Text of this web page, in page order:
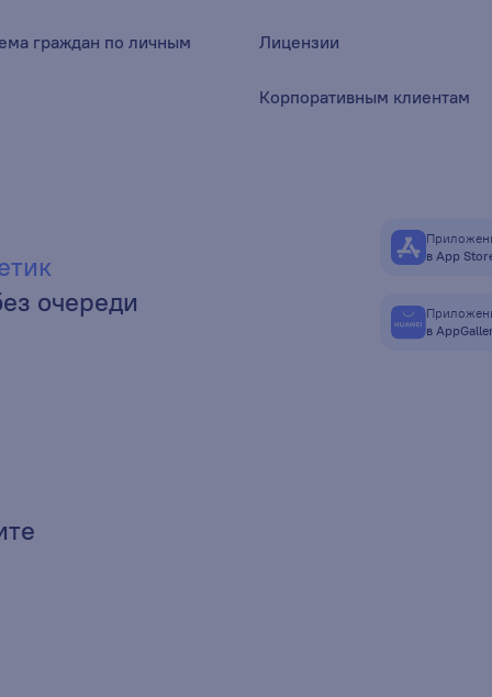
граждан по личным
Лицензии
Корпоративным клиентам
очереди
в App
в